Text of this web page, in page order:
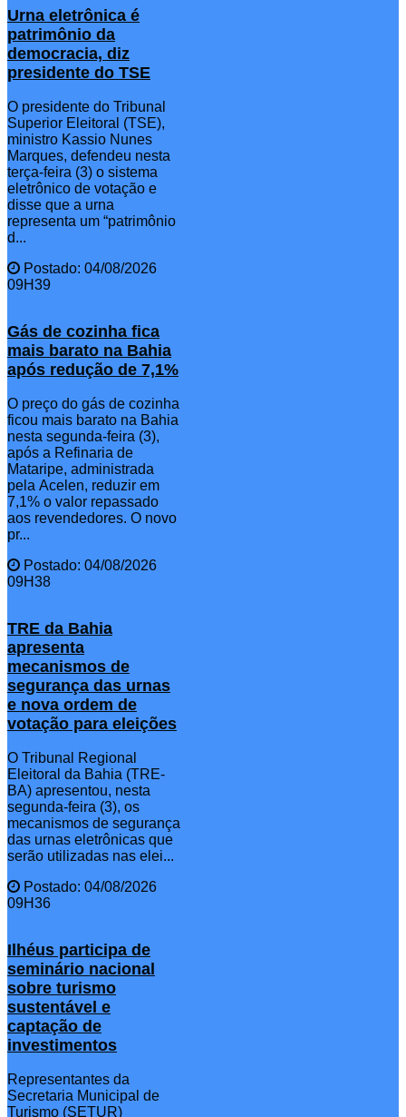
Urna eletrônica é
patrimônio da
democracia, diz
presidente do TSE
O presidente do Tribunal
Superior Eleitoral (TSE),
ministro Kassio Nunes
Marques, defendeu nesta
terça-feira (3) o sistema
eletrônico de votação e
disse que a urna
representa um “patrimônio
d...
Postado: 04/08/2026
09H39
Gás de cozinha fica
mais barato na Bahia
após redução de 7,1%
O preço do gás de cozinha
ficou mais barato na Bahia
nesta segunda-feira (3),
após a Refinaria de
Mataripe, administrada
pela Acelen, reduzir em
7,1% o valor repassado
aos revendedores. O novo
pr...
Postado: 04/08/2026
09H38
TRE da Bahia
apresenta
mecanismos de
segurança das urnas
e nova ordem de
votação para eleições
O Tribunal Regional
Eleitoral da Bahia (TRE-
BA) apresentou, nesta
segunda-feira (3), os
mecanismos de segurança
das urnas eletrônicas que
serão utilizadas nas elei...
Postado: 04/08/2026
09H36
Ilhéus participa de
seminário nacional
sobre turismo
sustentável e
captação de
investimentos
Representantes da
Secretaria Municipal de
Turismo (SETUR)